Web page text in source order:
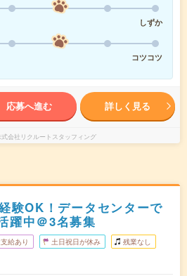
しずか
コツコツ
応募へ進む 詳しく見る
式会社リクルートスタッフィング
験OK！データセンターで
躍中＠3名募集
給あり 土日祝日が休み 残業なし